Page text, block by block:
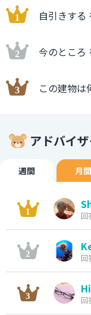
自引きする
今のところ
この建物は
アドバイ
週間 月間
回
回
回